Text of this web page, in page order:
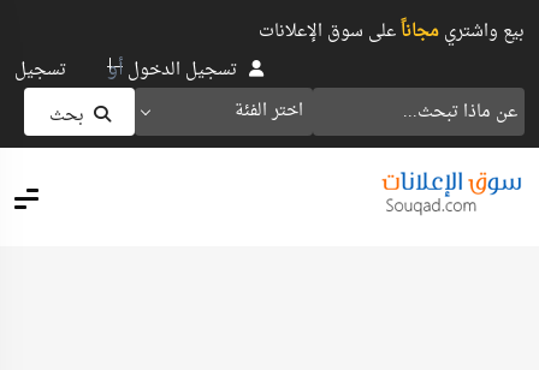
بيع واشتريمجاناًعلى سوق الإعلانات
اختر الفئة بحث
تسجيل الدخولأو تسجيل